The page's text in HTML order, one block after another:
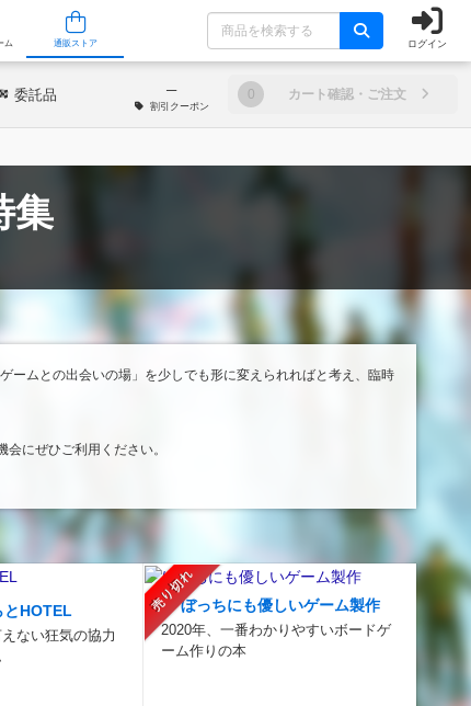
人気ボードゲーム 通販ストア ログイン
委託品 ─
割引 クーポン
0 カート確認・ご注文
集
ームとの出会いの場」を少しでも形に変えられればと考え、臨時
にぜひご利用ください。
とHOTEL
えない狂気の協力
売り切れぼっちにも優しいゲーム製作
2020年、一番わかりやすいボードゲ
ーム作りの本